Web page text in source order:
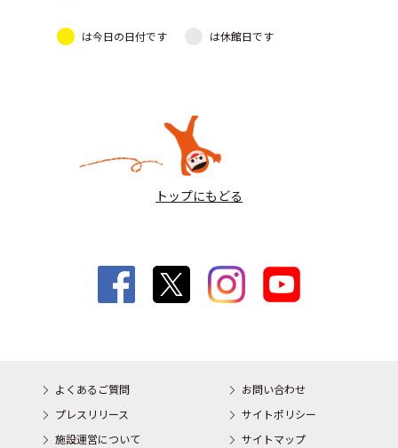
は今日の日付です は休館日です
トップにもどる
よくあるご質問
お問い合わせ
プレスリリース
サイトポリシー
施設運営について
サイトマップ